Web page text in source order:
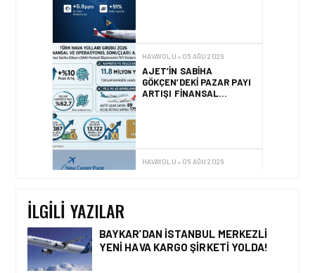
SUNEXPRESS’TEN YENI
KARIYER WEB SITESI VE
DIJITAL İŞE ALIM
PLATFORMU!
İLGILI YAZILAR
BAYKAR’DAN İSTANBUL MERKEZLI
YENI HAVA KARGO ŞIRKETI YOLDA!